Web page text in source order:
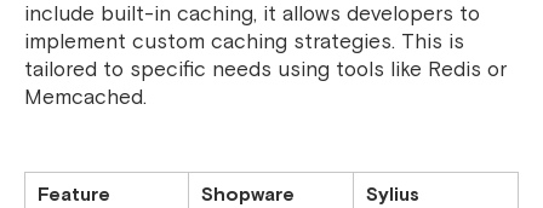
include built-in caching, it allows developers to
implement custom caching strategies. This is
tailored to specific needs using tools like Redis or
Memcached.
Feature Shopware Sylius